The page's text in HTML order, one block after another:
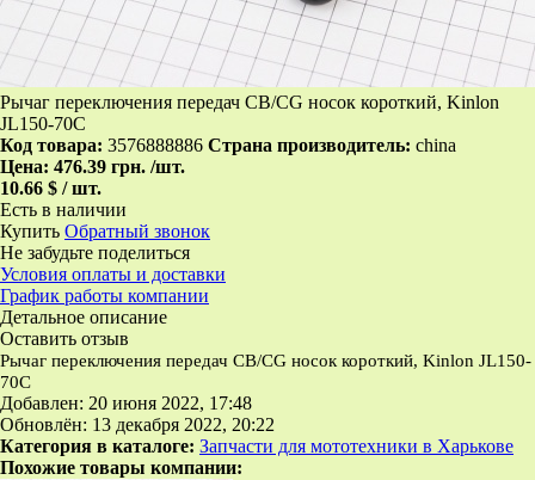
Рычаг переключения передач CB/CG носок короткий, Kinlon
JL150-70C
Код товара: 3576888886 Страна производитель: china
Цена: 476.39 грн. /шт.
10.66 $ / шт.
Есть в наличии
Купить Обратный звонок
Не забудьте поделиться
Условия оплаты и доставки
График работы компании
Детальное описание
Оставить отзыв
Рычаг переключения передач CB/CG носок короткий, Kinlon JL150-
70C
Добавлен: 20 июня 2022, 17:48
Обновлён: 13 декабря 2022, 20:22
Категория в каталоге: Запчасти для мототехники в Харькове
Похожие товары компании: